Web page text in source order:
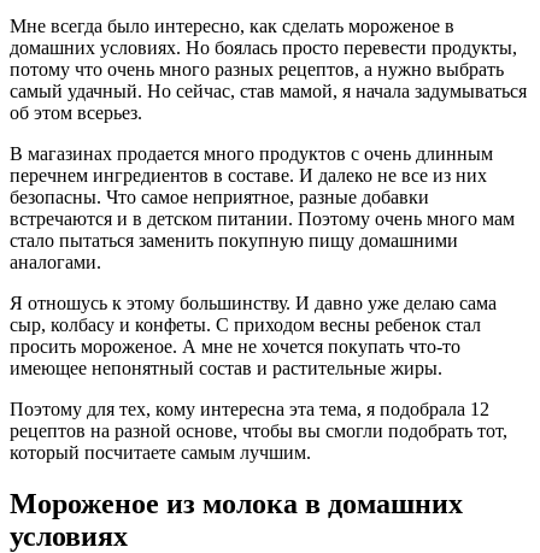
Мне всегда было интересно, как сделать мороженое в
домашних условиях. Но боялась просто перевести продукты,
потому что очень много разных рецептов, а нужно выбрать
самый удачный. Но сейчас, став мамой, я начала задумываться
об этом всерьез.
В магазинах продается много продуктов с очень длинным
перечнем ингредиентов в составе. И далеко не все из них
безопасны. Что самое неприятное, разные добавки
встречаются и в детском питании. Поэтому очень много мам
стало пытаться заменить покупную пищу домашними
аналогами.
Я отношусь к этому большинству. И давно уже делаю сама
сыр, колбасу и конфеты. С приходом весны ребенок стал
просить мороженое. А мне не хочется покупать что-то
имеющее непонятный состав и растительные жиры.
Поэтому для тех, кому интересна эта тема, я подобрала 12
рецептов на разной основе, чтобы вы смогли подобрать тот,
который посчитаете самым лучшим.
Мороженое из молока в домашних
условиях